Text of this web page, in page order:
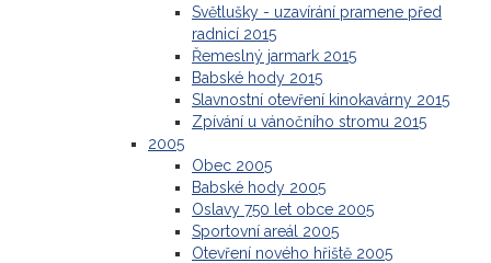
Světlušky - uzavírání pramene před
radnicí 2015
Řemeslný jarmark 2015
Babské hody 2015
Slavnostní otevření kinokavárny 2015
Zpívání u vánočního stromu 2015
2005
Obec 2005
Babské hody 2005
Oslavy 750 let obce 2005
Sportovní areál 2005
Otevření nového hřiště 2005